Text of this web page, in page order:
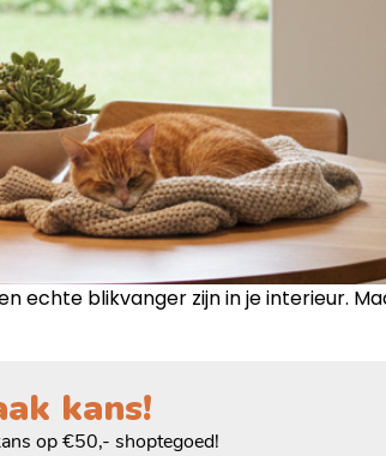
echte blikvanger zijn in je interieur.
kans!
op €50,- shoptegoed!